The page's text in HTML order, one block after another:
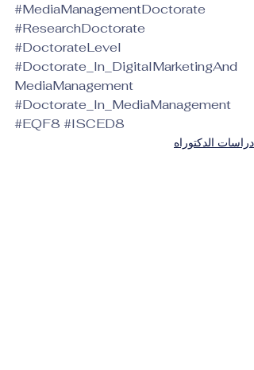
#MediaManagementDoctorate
#ResearchDoctorate
#DoctorateLevel
#Doctorate_In_DigitalMarketingAnd
MediaManagement
#Doctorate_In_MediaManagement
#EQF8 #ISCED8
دراسات الدكتوراه